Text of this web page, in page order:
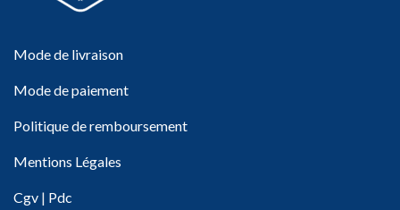
Mode de livraison
Mode de paiement
Politique de remboursement
Mentions Légales
Cgv | Pdc